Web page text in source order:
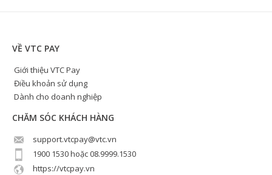
VỀ VTC PAY
Giới thiệu VTC Pay
Điều khoản sử dụng
Dành cho doanh nghiệp
CHĂM SÓC KHÁCH HÀNG
support.vtcpay@vtc.vn
1900 1530 hoặc 08.9999.1530
https://vtcpay.vn